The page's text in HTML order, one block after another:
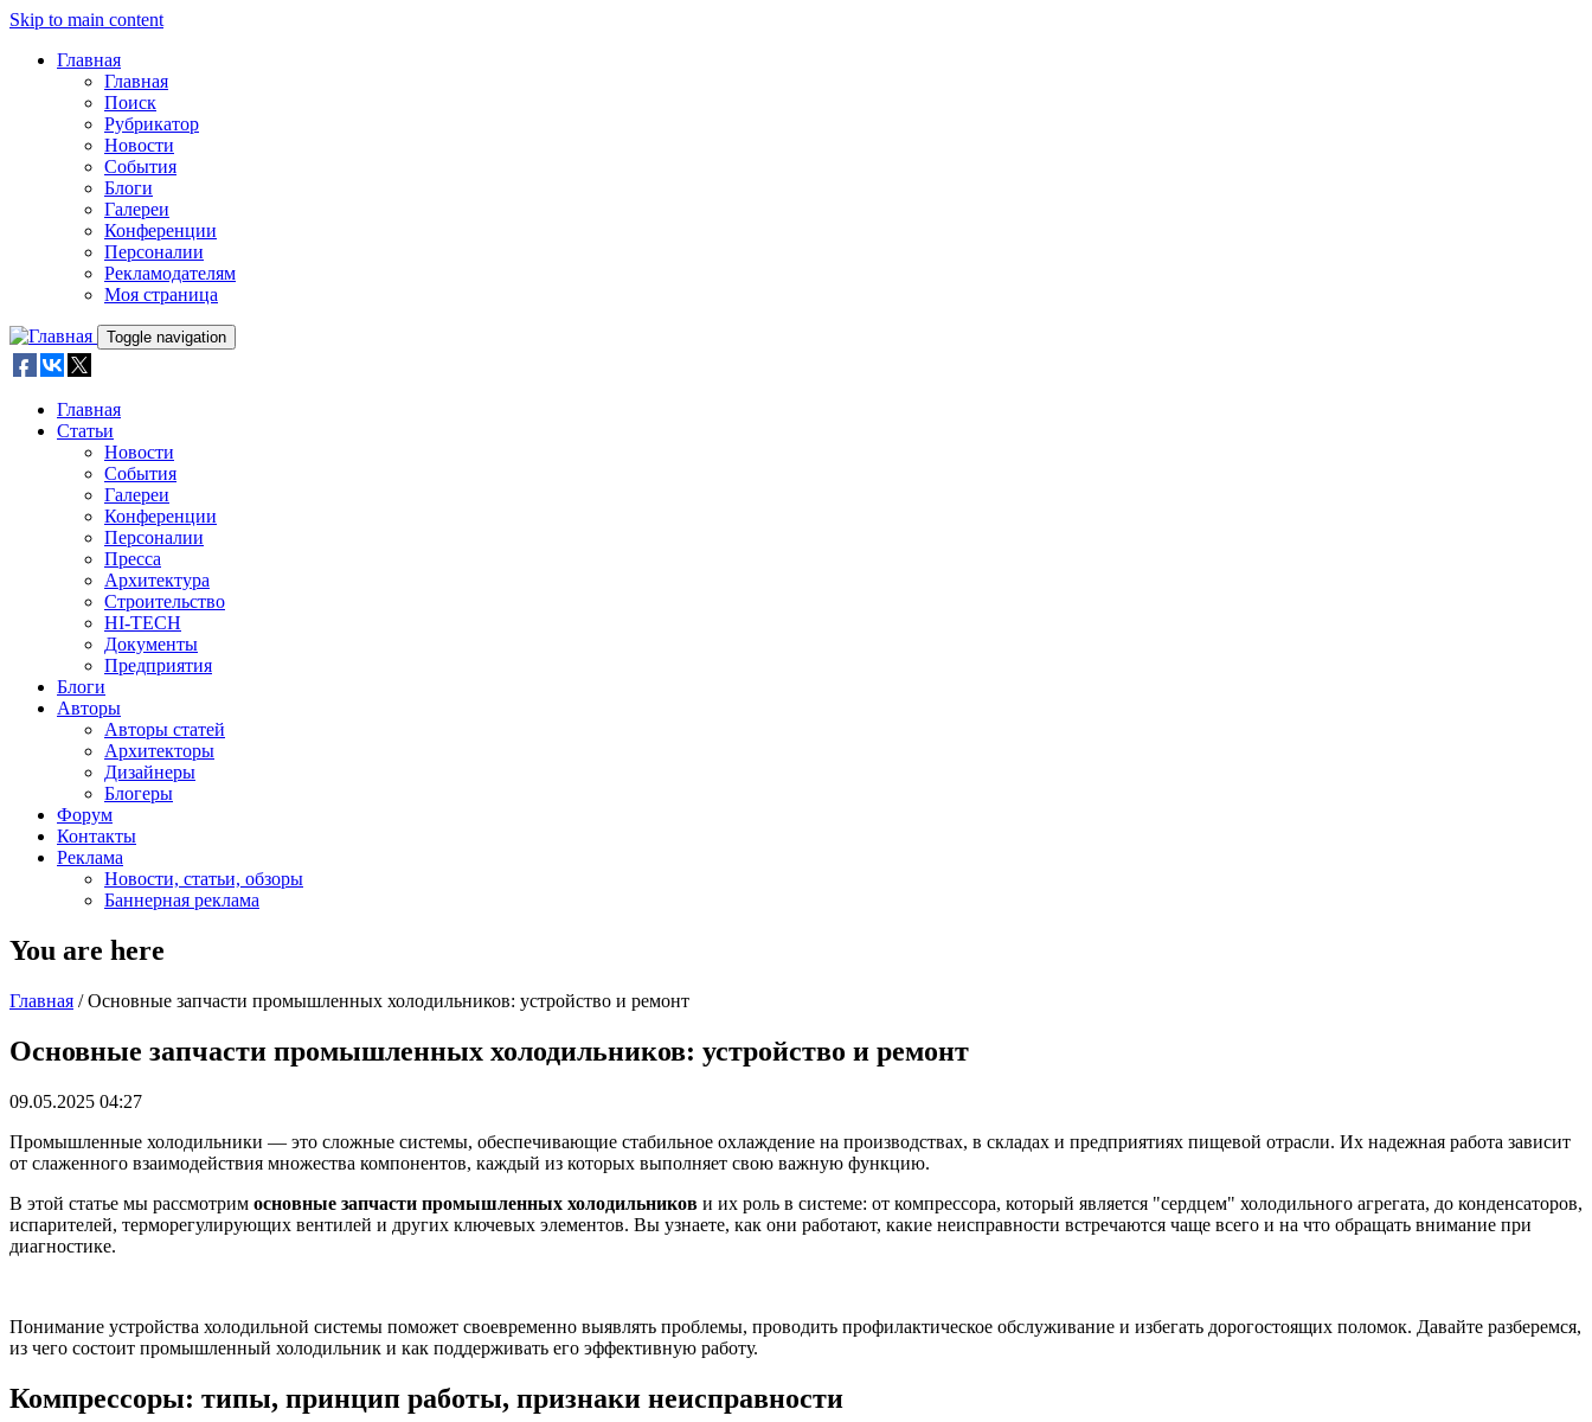
Skip to main content
Главная
Главная
Поиск
Рубрикатор
Новости
События
Блоги
Галереи
Конференции
Персоналии
Рекламодателям
Моя страница
Toggle navigation
Главная
Статьи
Новости
События
Галереи
Конференции
Персоналии
Пресса
Архитектура
Строительство
HI-TECH
Документы
Предприятия
Блоги
Авторы
Авторы статей
Архитекторы
Дизайнеры
Блогеры
Форум
Контакты
Реклама
Новости, статьи, обзоры
Баннерная реклама
You are here
Главная / Основные запчасти промышленных холодильников: устройство и ремонт
Основные запчасти промышленных холодильников: устройство и ремонт
09.05.2025 04:27
Промышленные холодильники — это сложные системы, обеспечивающие стабильное охлаждение на производствах, в складах и предприятиях пищевой отрасли. Их надежная работа зависит
от слаженного взаимодействия множества компонентов, каждый из которых выполняет свою важную функцию.
В этой статье мы рассмотрим основные запчасти промышленных холодильников и их роль в системе: от компрессора, который является "сердцем" холодильного агрегата, до конденсаторов,
испарителей, терморегулирующих вентилей и других ключевых элементов. Вы узнаете, как они работают, какие неисправности встречаются чаще всего и на что обращать внимание при
диагностике.
Понимание устройства холодильной системы поможет своевременно выявлять проблемы, проводить профилактическое обслуживание и избегать дорогостоящих поломок. Давайте разберемся,
из чего состоит промышленный холодильник и как поддерживать его эффективную работу.
Компрессоры: типы, принцип работы, признаки неисправности